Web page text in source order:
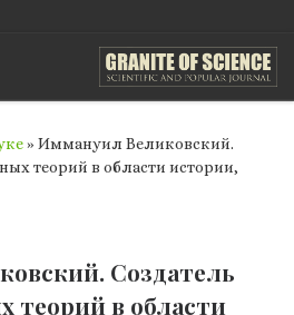
» Иммануил Великовский.
теорий в области истории,
Создатель
теорий в области